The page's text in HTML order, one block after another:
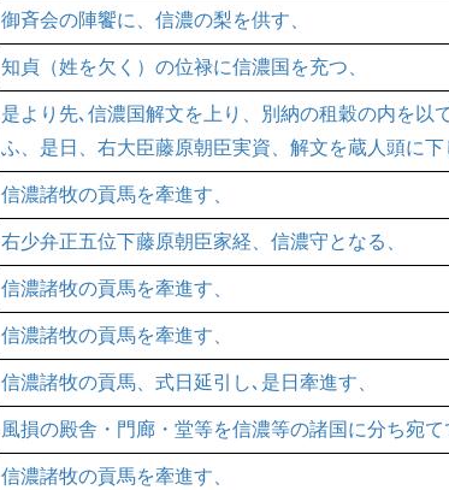
御斉会の陣饗に、信濃の梨を供す、
知貞（姓を欠く）の位禄に信濃国を充つ、
是より先､信濃国解文を上り、別納の租穀の内を以
ふ、是日、右大臣藤原朝臣実資、解文を蔵人頭に下
信濃諸牧の貢馬を牽進す、
右少弁正五位下藤原朝臣家経、信濃守となる、
信濃諸牧の貢馬を牽進す、
信濃諸牧の貢馬を牽進す、
信濃諸牧の貢馬、式日延引し､是日牽進す、
風損の殿舎・門廊・堂等を信濃等の諸国に分ち宛て
信濃諸牧の貢馬を牽進す、